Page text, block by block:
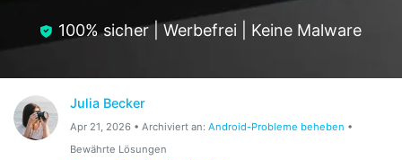
100% sicher | Werbefrei | Keine Malware
Julia Becker
Apr 21, 2026 • Archiviert an: Android-Probleme beheben •
Bewährte Lösungen